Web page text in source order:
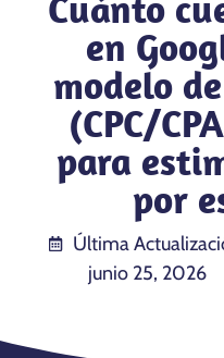
en
modelo
(CPC/
para
por
Última
junio 25, 2026